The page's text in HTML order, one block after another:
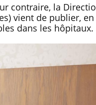
contraire, la
vient de publier,
dans les hôpitaux.